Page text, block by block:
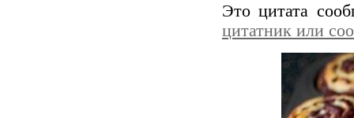
Это цитата
цитатник или